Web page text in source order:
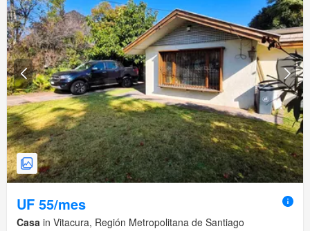
UF 55/mes
Casa in Vitacura, Región Metropolitana de Santiago